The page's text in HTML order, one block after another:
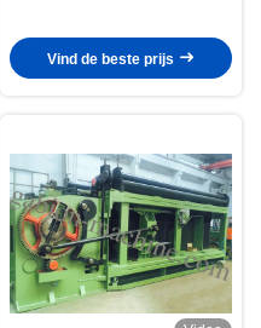
Vind de beste prijs